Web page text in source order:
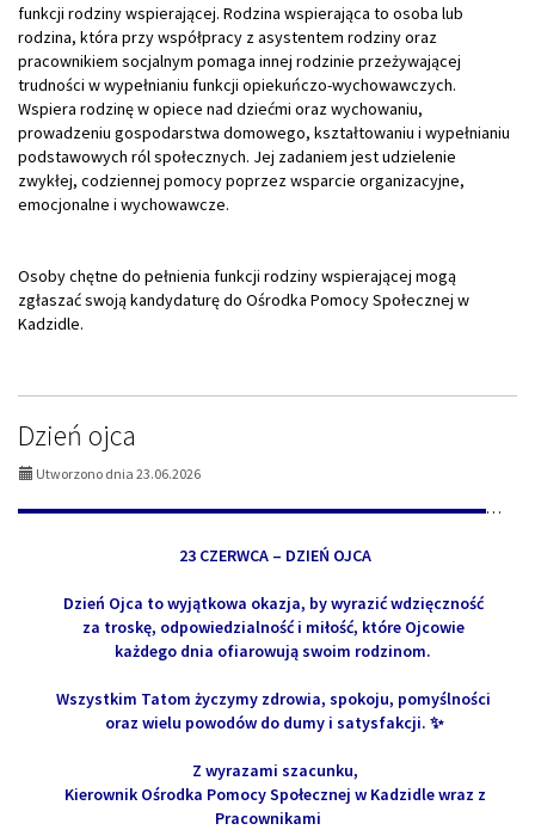
funkcji rodziny wspierającej. Rodzina wspierająca to osoba lub
rodzina, która przy współpracy z asystentem rodziny oraz
pracownikiem socjalnym pomaga innej rodzinie przeżywającej
trudności w wypełnianiu funkcji opiekuńczo-wychowawczych.
Wspiera rodzinę w opiece nad dziećmi oraz wychowaniu,
prowadzeniu gospodarstwa domowego, kształtowaniu i wypełnianiu
podstawowych ról społecznych. Jej zadaniem jest udzielenie
zwykłej, codziennej pomocy poprzez wsparcie organizacyjne,
emocjonalne i wychowawcze.
Osoby chętne do pełnienia funkcji rodziny wspierającej mogą
zgłaszać swoją kandydaturę do Ośrodka Pomocy Społecznej w
Kadzidle.
Dzień ojca
Utworzono dnia 23.06.2026
▬▬▬▬▬▬▬▬▬▬▬▬▬▬▬▬▬▬▬▬▬▬▬▬▬▬▬▬▬▬▬▬▬▬▬▬▬▬▬▬▬▬▬▬▬▬
23 CZERWCA – DZIEŃ OJCA
Dzień Ojca to wyjątkowa okazja, by wyrazić wdzięczność
za troskę, odpowiedzialność i miłość, które Ojcowie
każdego dnia ofiarowują swoim rodzinom.
Wszystkim Tatom życzymy zdrowia, spokoju, pomyślności
oraz wielu powodów do dumy i satysfakcji. ✨
Z wyrazami szacunku,
Kierownik Ośrodka Pomocy Społecznej w Kadzidle wraz z
Pracownikami